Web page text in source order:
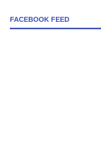
FACEBOOK FEED